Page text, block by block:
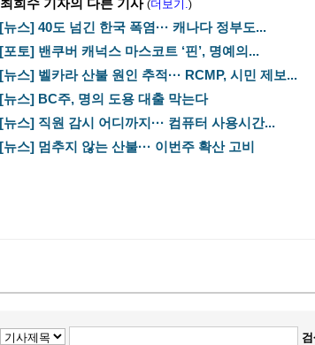
최희수 기자의 다른 기사 (더보기.)
[뉴스] 40도 넘긴 한국 폭염··· 캐나다 정부도...
[포토] 밴쿠버 캐넉스 마스코트 ‘핀’, 명예의...
[뉴스] 벨카라 산불 원인 추적··· RCMP, 시민 제보...
[뉴스] BC주, 명의 도용 대출 막는다
[뉴스] 직원 감시 어디까지··· 컴퓨터 사용시간...
[뉴스] 멈추지 않는 산불··· 이번주 확산 고비
검